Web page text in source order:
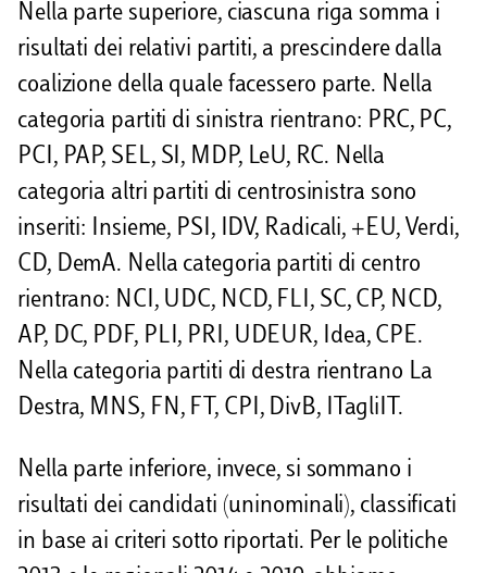
Nella parte superiore, ciascuna riga somma i
risultati dei relativi partiti, a prescindere dalla
coalizione della quale facessero parte. Nella
categoria partiti di sinistra rientrano: PRC, PC,
PCI, PAP, SEL, SI, MDP, LeU, RC. Nella
categoria altri partiti di centrosinistra sono
inseriti: Insieme, PSI, IDV, Radicali, +EU, Verdi,
CD, DemA. Nella categoria partiti di centro
rientrano: NCI, UDC, NCD, FLI, SC, CP, NCD,
AP, DC, PDF, PLI, PRI, UDEUR, Idea, CPE.
Nella categoria partiti di destra rientrano La
Destra, MNS, FN, FT, CPI, DivB, ITagliIT.
Nella parte inferiore, invece, si sommano i
risultati dei candidati (uninominali), classificati
in base ai criteri sotto riportati. Per le politiche